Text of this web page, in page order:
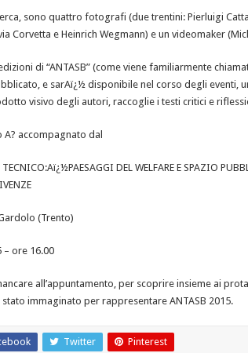
sono quattro fotografi (due trentini: Pierluigi
Corvetta e Heinrich Wegmann) e un videomaker
di “ANTASB” (come viene familiarmente
e sarAï¿½ disponibile nel corso degli eventi,
visivo degli autori, raccoglie i testi critici e
A? accompagnato dal
DEL WELFARE E SPAZIO
(Trento)
– ore 16.00
all’appuntamento, per scoprire insieme ai
immaginato per rappresentare ANTASB 2015.
Twitter Pinterest